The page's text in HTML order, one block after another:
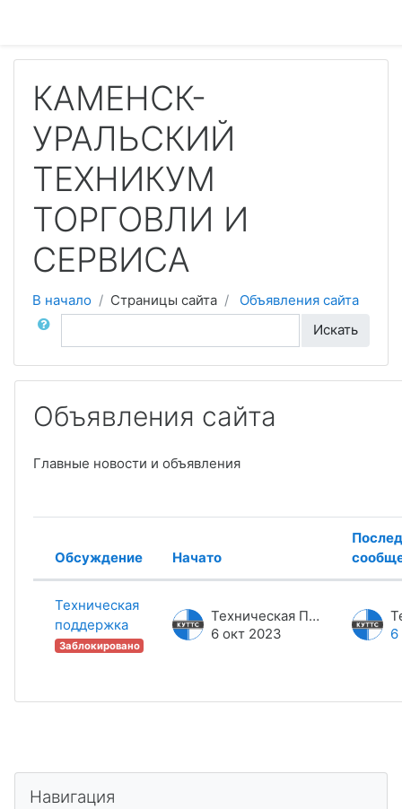
КАМЕНСК-
УРАЛЬСКИЙ
ТЕХНИКУМ
ТОРГОВЛИ И
СЕРВИСА
В начало Страницы сайта
Объявления сайта
Поиск по форумам
Искать
Объявления сайта
Главные новости и объявления
Список обсуждений. Показано 1
Статус
Обсуждение Начато
Техническая
поддержка
Заблокировано
Техническая Поддержка
6 окт 2023
6
Навигация